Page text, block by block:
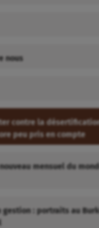
nous
contre la
peu pris en compte
mensuel du
gestion : portraits au